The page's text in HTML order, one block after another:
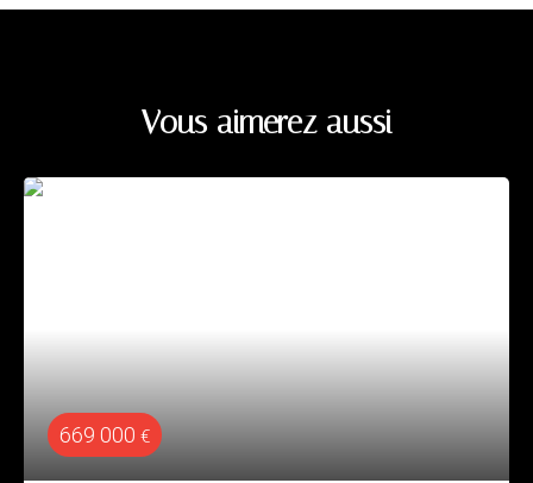
Vous aimerez aussi
669 000 €